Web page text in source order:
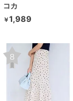
コカ
￥1,989